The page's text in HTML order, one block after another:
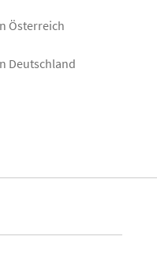
Österreich
Deutschland